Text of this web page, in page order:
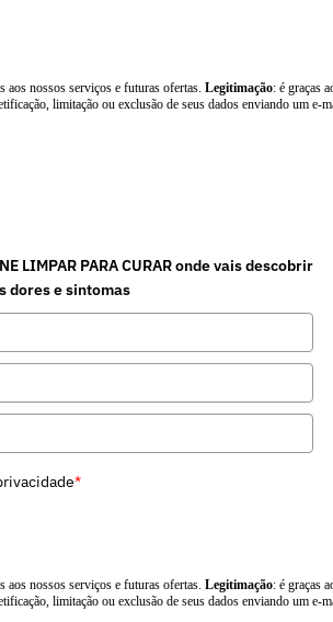
aos nossos serviços e futuras ofertas. Legitimação: é graças
limitação ou exclusão de seus dados enviando um
LIMPAR PARA CURAR onde vais descobrir
dores e sintomas
*
aos nossos serviços e futuras ofertas. Legitimação: é graças
limitação ou exclusão de seus dados enviando um